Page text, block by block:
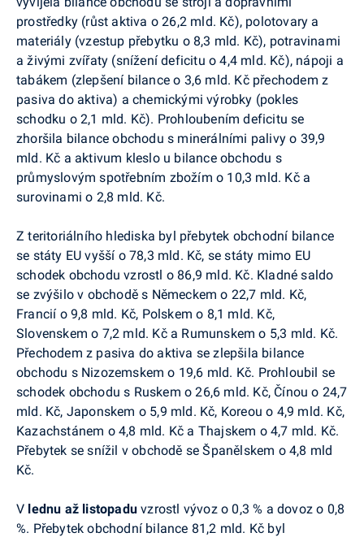
prostředky (růst aktiva o 26,2 mld. Kč), polotovary a
materiály (vzestup přebytku o 8,3 mld. Kč), potravinami
a živými zvířaty (snížení deficitu o 4,4 mld. Kč), nápoji a
tabákem (zlepšení bilance o 3,6 mld. Kč přechodem z
pasiva do aktiva) a chemickými výrobky (pokles
schodku o 2,1 mld. Kč). Prohloubením deficitu se
zhoršila bilance obchodu s minerálními palivy o 39,9
mld. Kč a aktivum kleslo u bilance obchodu s
průmyslovým spotřebním zbožím o 10,3 mld. Kč a
surovinami o 2,8 mld. Kč.
Z teritoriálního hlediska byl přebytek obchodní bilance
se státy EU vyšší o 78,3 mld. Kč, se státy mimo EU
schodek obchodu vzrostl o 86,9 mld. Kč. Kladné saldo
se zvýšilo v obchodě s Německem o 22,7 mld. Kč,
Francií o 9,8 mld. Kč, Polskem o 8,1 mld. Kč,
Slovenskem o 7,2 mld. Kč a Rumunskem o 5,3 mld. Kč.
Přechodem z pasiva do aktiva se zlepšila bilance
obchodu s Nizozemskem o 19,6 mld. Kč. Prohloubil se
schodek obchodu s Ruskem o 26,6 mld. Kč, Čínou o 24,7
mld. Kč, Japonskem o 5,9 mld. Kč, Koreou o 4,9 mld. Kč,
Kazachstánem o 4,8 mld. Kč a Thajskem o 4,7 mld. Kč.
Přebytek se snížil v obchodě se Španělskem o 4,8 mld
Kč.
V lednu až listopaduvzrostl vývoz o 0,3 % a dovoz o 0,8
%. Přebytek obchodní bilance 81,2 mld. Kč byl